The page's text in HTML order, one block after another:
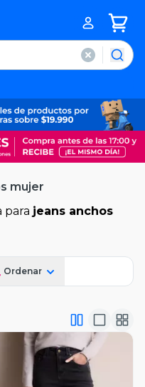
mujer
para jeans anchos
Ordenar